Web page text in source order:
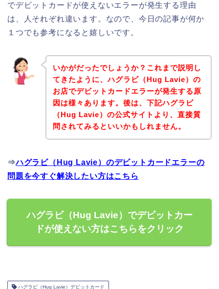
でデビットカードが使えないエラーが発生する理由
は、人それぞれ違います。なので、今日の記事が何か
１つでも参考になると嬉しいです。
いかがだったでしょうか？これまで説明し
てきたように、ハグラビ（Hug Lavie）の
お店でデビットカードエラーが発生する原
因は様々あります。後は、下記ハグラビ
（Hug Lavie）の公式サイトより、直接質
問されてみるといいかもしれません。
⇒ハグラビ（Hug Lavie）のデビットカードエラーの
問題を今すぐ解決したい方はこちら
ハグラビ（Hug Lavie）でデビットカー
ドが使えない方はこちらをクリック
ハグラビ（Hug Lavie）デビットカード